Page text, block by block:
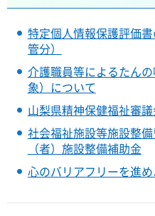
特定個人情報保護評価
管分）
介護職員等によるたん
象）について
山梨県精神保健福祉審
社会福祉施設等施設整
（者）施設整備補助金
心のバリアフリーを進